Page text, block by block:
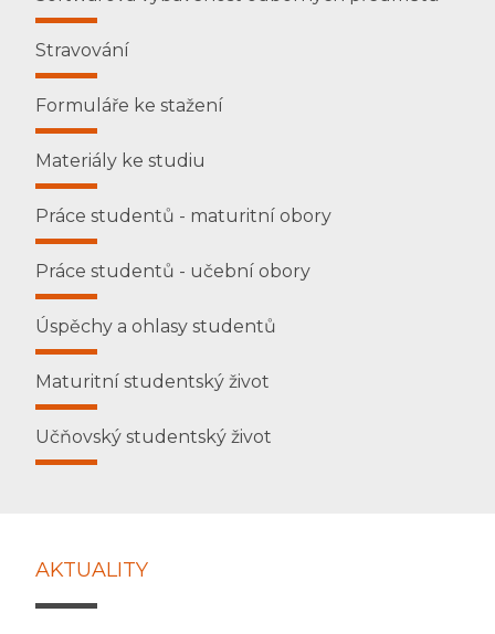
Stravování
Formuláře ke stažení
Materiály ke studiu
Práce studentů - maturitní obory
Práce studentů - učební obory
Úspěchy a ohlasy studentů
Maturitní studentský život
Učňovský studentský život
AKTUALITY